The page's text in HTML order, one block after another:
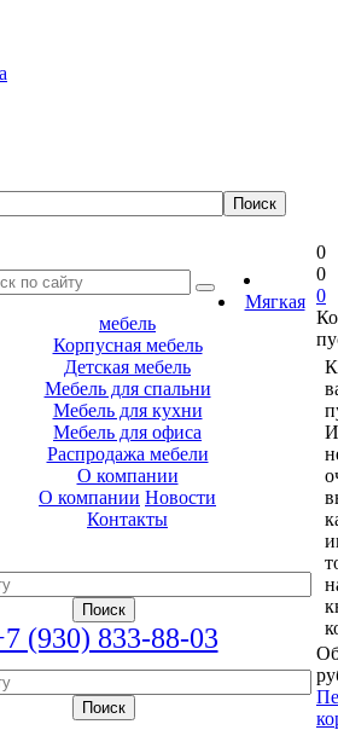
Мягкая
мебель
Корпусная мебель
Детская мебель
Мебель для спальни
Мебель для кухни
Мебель для офиса
Распродажа мебели
О компании
О компании Новости
Контакты
(930) 833-88-03
0
0
0